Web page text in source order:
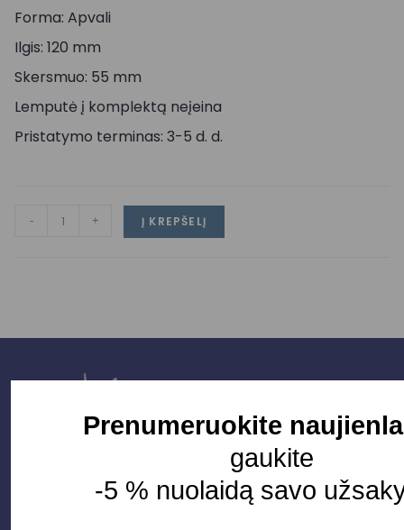
Forma: Apvali
Ilgis: 120 mm
Skersmuo: 55 mm
Lemputė į komplektą neįeina
Pristatymo terminas: 3-5 d. d.
- + Į KREPŠELĮ
Prenumeruokite
gaukite
-5 % nuolaidą savo